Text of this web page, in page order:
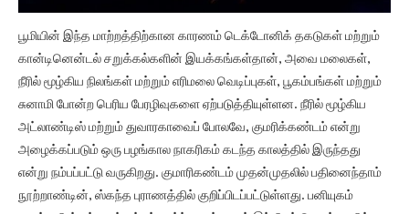
பூமியின் இந்த மாற்றத்திற்கான காரணம் டெக்டோனிக் தகடுகள் மற்றும்
கான்டினென்டல் சறுக்கல்களின் இயக்கங்கள்தான், அவை மலைகள்,
நீரில் மூழ்கிய நிலங்கள் மற்றும் எரிமலை வெடிப்புகள், பூகம்பங்கள் மற்றும்
சுனாமி போன்ற பெரிய பேரழிவுகளை ஏற்படுத்தியுள்ளன. நீரில் மூழ்கிய
அட்லாண்டிஸ் மற்றும் துவாரகாவைப் போலவே, குமரிக்கண்டம் என்று
அழைக்கப்படும் ஒரு பழங்கால நாகரிகம் கடந்த காலத்தில் இருந்தது
என்று நம்பப்பட்டு வருகிறது. குமாரிகண்டம் முதன்முதலில் பதினைந்தாம்
நூற்றாண்டின், ஸ்கந்த புராணத்தில் குறிப்பிடப்பட்டுள்ளது. பனியுகம்